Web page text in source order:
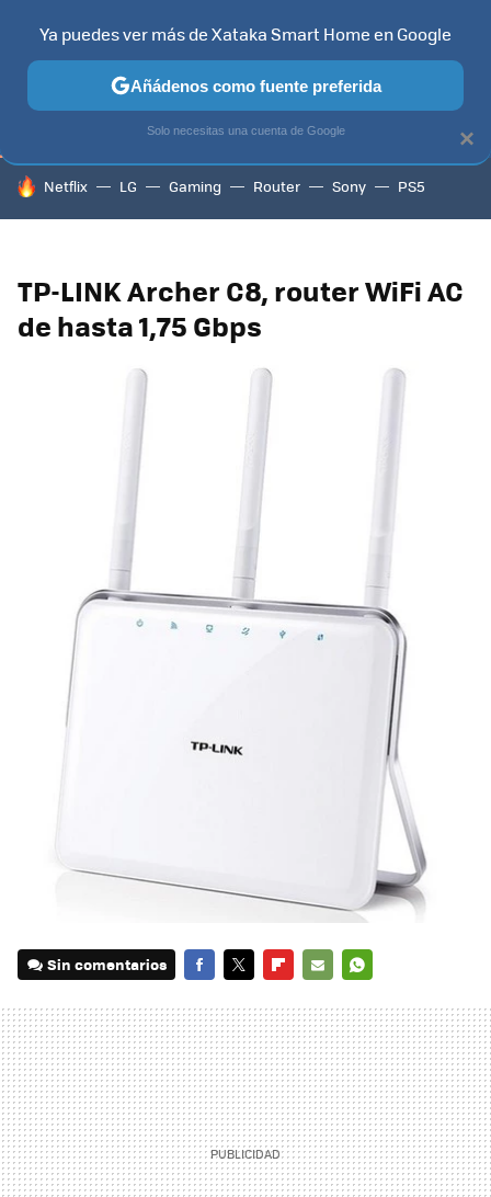
TELEVISORES CONTENIDOS SMART TV SELECCIÓN
HOY SE HABLA DE
Netflix LG Gaming Router Sony PS5
TP-LINK Archer C8, router WiFi AC
de hasta 1,75 Gbps
Sin comentarios
MAIL
×
Ya puedes ver más de Xataka Smart Home en Google
Añádenos como fuente preferida
Solo necesitas una cuenta de Google